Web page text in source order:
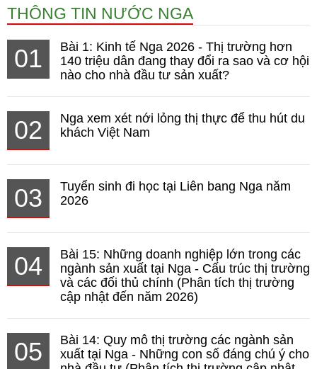
THÔNG TIN NƯỚC NGA
01
Bài 1: Kinh tế Nga 2026 - Thị trường hơn
140 triệu dân đang thay đổi ra sao và cơ hội
nào cho nhà đầu tư sản xuất?
02
Nga xem xét nới lỏng thị thực để thu hút du
khách Việt Nam
03
Tuyển sinh đi học tại Liên bang Nga năm
2026
04
Bài 15: Những doanh nghiệp lớn trong các
ngành sản xuất tại Nga - Cấu trúc thị trường
và các đối thủ chính (Phân tích thị trường
cập nhật đến năm 2026)
05
Bài 14: Quy mô thị trường các ngành sản
xuất tại Nga - Những con số đáng chú ý cho